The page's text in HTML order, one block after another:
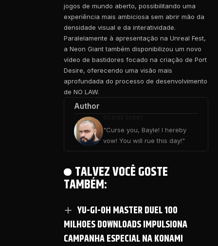
jogos de mundo aberto, possibilitando uma
experiência mais ambiciosa sem abrir mão da
densidade visual e da interatividade.
Paralelamente à apresentação na Unreal Fest,
a Neon Giant também disponibilizou um novo
vídeo de bastidores focado na criação de Port
Desire, oferecendo uma visão mais
aprofundada do processo de desenvolvimento
de NO LAW.
Author
"Curse you, Bayle! I hereby
vow! You will rue this day!"
TALVEZ VOCÊ GOSTE
TAMBÉM:
YU-GI-OH MASTER DUEL 100
MILHOES DOWNLOADS IMPULSIONA
CAMPANHA ESPECIAL NA KONAMI